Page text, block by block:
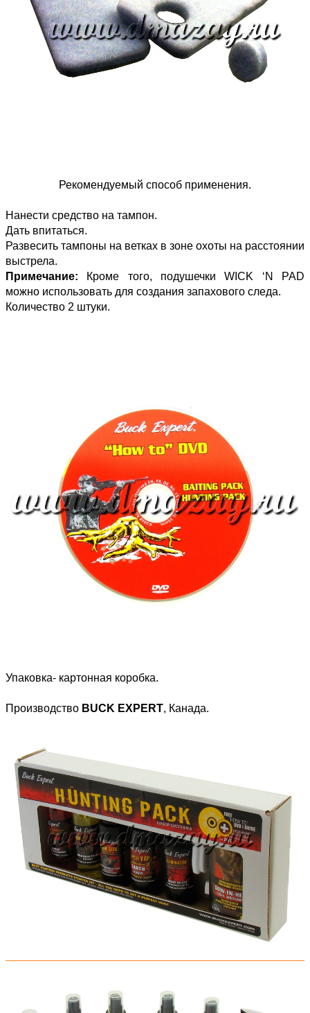
Рекомендуемый способ применения.
Нанести средство на тампон.
Дать впитаться.
Развесить тампоны на ветках в зоне охоты на расстоянии
выстрела.
Примечание: Кроме того, подушечки WICK ‘N PAD
можно использовать для создания запахового следа.
Количество 2 штуки.
Упаковка- картонная коробка.
Производство BUCK EXPERT, Канада.